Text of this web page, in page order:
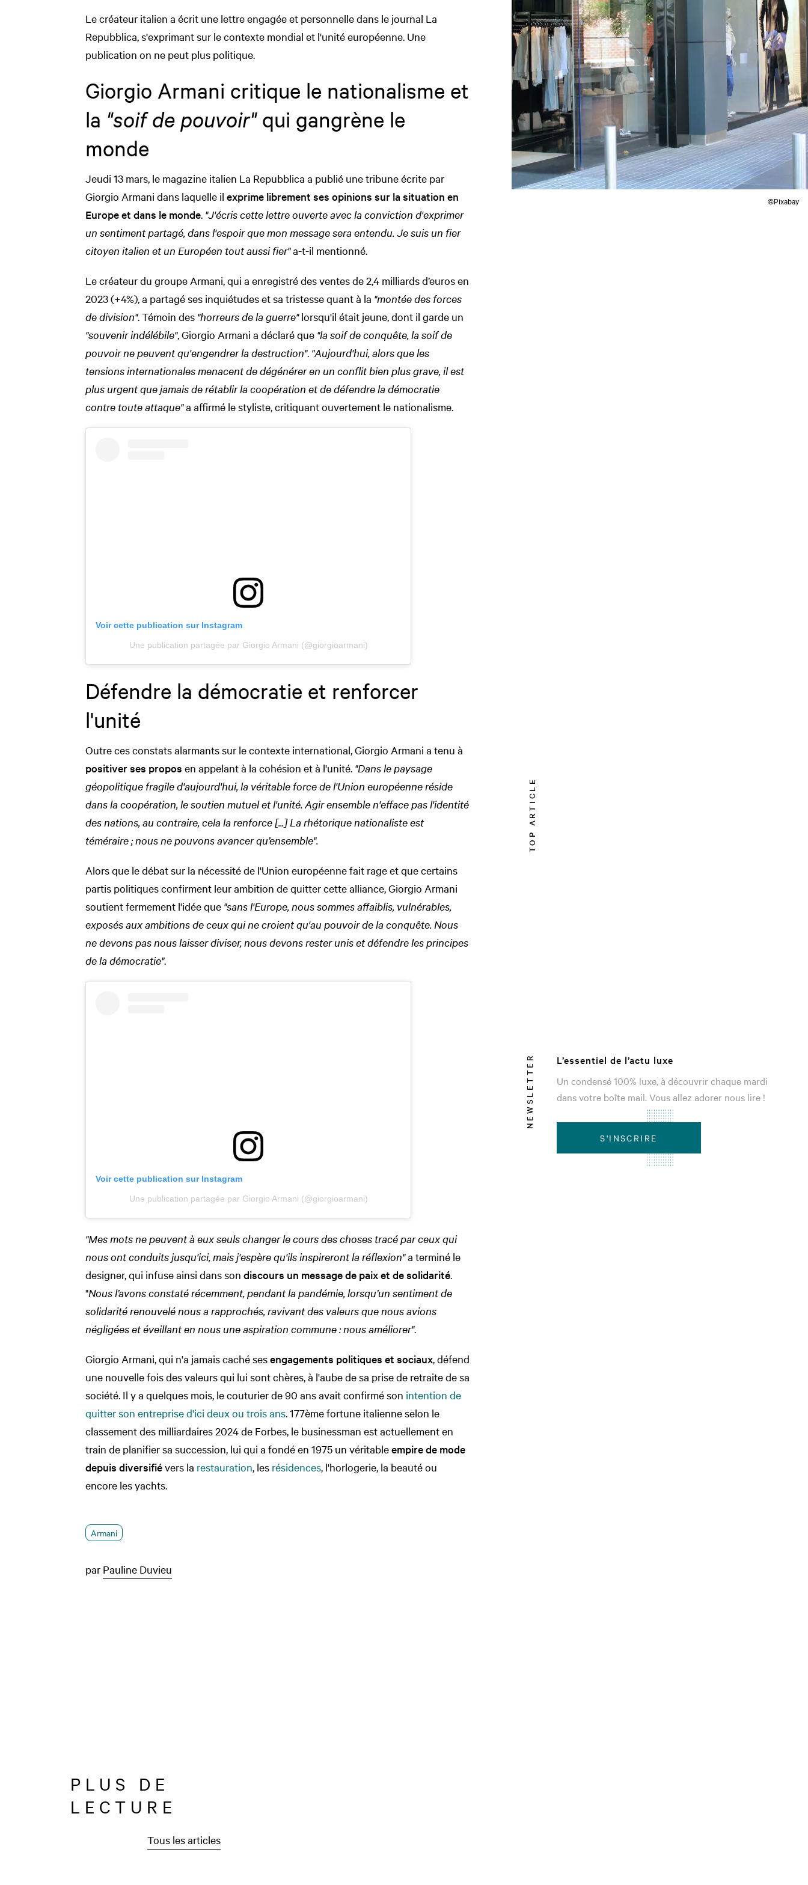
Le créateur italien a écrit une lettre engagée et personnelle dans le journal La
Repubblica, s'exprimant sur le contexte mondial et l'unité européenne. Une
publication on ne peut plus politique.
Giorgio Armani critique le nationalisme et
la "soif de pouvoir"qui gangrène le
monde
Jeudi 13 mars, le magazine italien La Repubblica a publié une tribune écrite par
Giorgio Armani dans laquelle il exprime librement ses opinions sur la situation en
Europe et dans le monde "J'écris cette lettre ouverte avec la conviction d'exprimer
un sentiment partagé, dans l'espoir que mon message sera entendu. Je suis un fier
citoyen italien et un Européen tout aussi fier"a-t-il mentionné.
Le créateur du groupe Armani, qui a enregistré des ventes de 2,4 milliards d’euros en
2023 (+4%), a partagé ses inquiétudes et sa tristesse quant à la "montée des forces
de division". Témoin des "horreurs de la guerre"lorsqu'il était jeune, dont il garde un
"souvenir indélébile", Giorgio Armani a déclaré que "la soif de conquête, la soif de
pouvoir ne peuvent qu'engendrer la destruction". "Aujourd'hui, alors que les
tensions internationales menacent de dégénérer en un conflit bien plus grave, il est
plus urgent que jamais de rétablir la coopération et de défendre la démocratie
contre toute attaque"a affirmé le styliste, critiquant ouvertement le nationalisme.
Voir cette publication sur Instagram
Une publication partagée par Giorgio Armani (@giorgioarmani)
Défendre la démocratie et renforcer
l'unité
Outre ces constats alarmants sur le contexte international, Giorgio Armani a tenu à
positiver ses propos en appelant à la cohésion et à l'unité. "Dans le paysage
géopolitique fragile d'aujourd'hui, la véritable force de l'Union européenne réside
dans la coopération, le soutien mutuel et l'unité. Agir ensemble n'efface pas l'identité
des nations, au contraire, cela la renforce [...]La rhétorique nationaliste est
téméraire ; nous ne pouvons avancer qu’ensemble".
Alors que le débat sur la nécessité de l'Union européenne fait rage et que certains
partis politiques confirment leur ambition de quitter cette alliance, Giorgio Armani
soutient fermement l'idée que "sans l'Europe, nous sommes affaiblis, vulnérables,
exposés aux ambitions de ceux qui ne croient qu'au pouvoir de la conquête. Nous
ne devons pas nous laisser diviser, nous devons rester unis et défendre les principes
de la démocratie".
Voir cette publication sur Instagram
Une publication partagée par Giorgio Armani (@giorgioarmani)
"Mes mots ne peuvent à eux seuls changer le cours des choses tracé par ceux qui
nous ont conduits jusqu'ici, mais j'espère qu'ils inspireront la réflexion"a terminé le
designer, qui infuse ainsi dans son discours un message de paix et de solidarité.
"Nous l’avons constaté récemment, pendant la pandémie, lorsqu’un sentiment de
solidarité renouvelé nous a rapprochés, ravivant des valeurs que nous avions
négligées et éveillant en nous une aspiration commune : nous améliorer".
Giorgio Armani, qui n'a jamais caché sesengagements politiques et sociaux, défend
une nouvelle fois des valeurs qui lui sont chères, à l'aube de sa prise de retraite de sa
société. Il y a quelques mois, le couturier de 90 ans avait confirmé son intention de
quitter son entreprise d'ici deux ou trois ans. 177ème fortune italienne selon le
classement des milliardaires 2024 de Forbes, le businessman est actuellement en
train de planifier sa succession, lui qui a fondé en 1975 un véritableempire de mode
depuis diversifiévers la restauration, les résidences, l'horlogerie, la beauté ou
encore les yachts.
Armani
par Pauline Duvieu
©Pixabay
TOP ARTICLE
NEWSLETTER
L’essentiel de l’actu luxe
Un condensé 100% luxe, à découvrir chaque mardi
dans votre boîte mail. Vous allez adorer nous lire !
S'INSCRIRE
PLUS DE
LECTURE
Tous les articles